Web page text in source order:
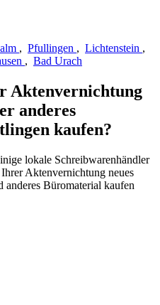
, Pfullingen , Lichtenstein ,
, Bad Urach
Aktenvernichtung
anderes
kaufen?
lokale Schreibwarenhändler
Aktenvernichtung neues
anderes Büromaterial kaufen